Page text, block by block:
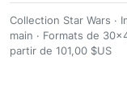
Collection Star Wars
main
Formats de
partir de 101,00 $US